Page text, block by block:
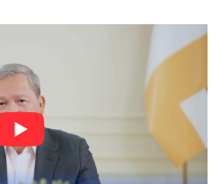
ប្រធានក្រុមទី២នៃក្រុមប្រឹក្សាអ្នក
ច្បាប់ និងឯកឧត្ដម នៅ ប៉ោនន័រ
អនុប្រធាននិងជាប្រធាន
ក្រុមទី១នៃក្រុមប្រឹក្សាសេដ្ឋកិច្ច
សង្គមកិច្ច និងវប្បធម៌ ដើម្បីពិនិត្យ
និងពិភាក្សាលើ​«សេចក្ដីព្រាង
អនុក្រឹត្យស្ដីពី​ការគ្រប់គ្រង